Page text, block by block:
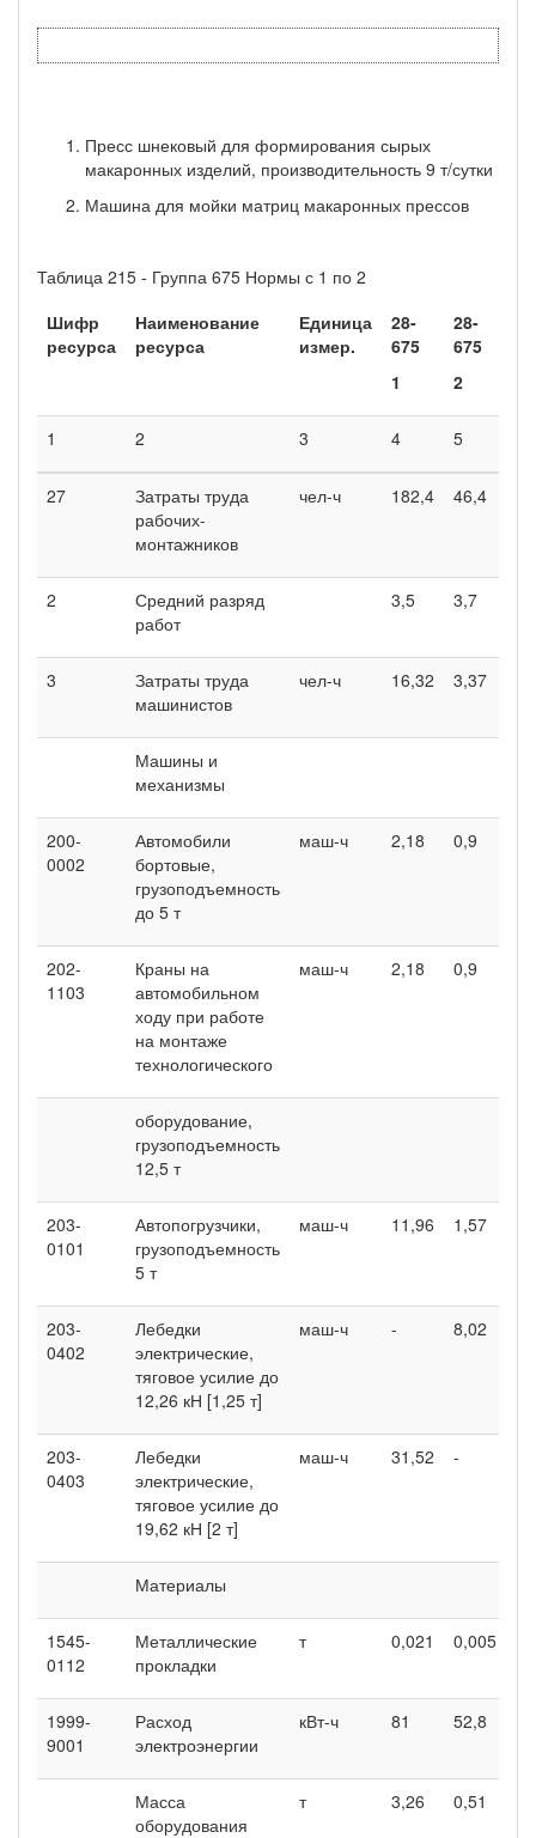
Пресс шнековый для формирования сырых
макаронных изделий, производительность 9 т/сутки
Машина для мойки матриц макаронных прессов
Таблица 215 - Группа 675 Нормы с 1 по 2
Шифр
ресурса
Наименование
ресурса
Единица
измер.
28-
675
1
28-
675
2
1 2 3 4 5
27
Затраты труда
рабочих-
монтажников
чел-ч 182,4 46,4
2
Средний разряд
работ
3,5 3,7
3
Затраты труда
машинистов
чел-ч 16,32 3,37
Машины и
механизмы
200-
0002
Автомобили
бортовые,
грузоподъемность
до 5 т
маш-ч 2,18 0,9
202-
1103
Краны на
автомобильном
ходу при работе
на монтаже
технологического
маш-ч 2,18 0,9
оборудование,
грузоподъемность
12,5 т
203-
0101
Автопогрузчики,
грузоподъемность
5 т
маш-ч 11,96 1,57
203-
0402
Лебедки
электрические,
тяговое усилие до
12,26 кН [1,25 т]
маш-ч - 8,02
203-
0403
Лебедки
электрические,
тяговое усилие до
19,62 кН [2 т]
маш-ч 31,52 -
Материалы
1545-
0112
Металлические
прокладки
т 0,021 0,005
1999-
9001
Расход
электроэнергии
кВт-ч 81 52,8
Масса
оборудования
т 3,26 0,51